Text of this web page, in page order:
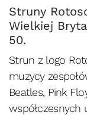
Struny
Wielkiej
50.
Strun z logo
muzycy
Beatles, Pink
współczesnych